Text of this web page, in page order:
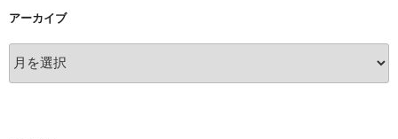
アーカイブ
ー